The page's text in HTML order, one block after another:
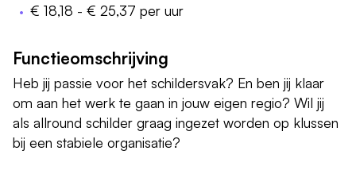
€ 18,18 - € 25,37 per uur
Functieomschrijving
Heb jij passie voor het schildersvak? En ben jij klaar
om aan het werk te gaan in jouw eigen regio? Wil jij
als allround schilder graag ingezet worden op klussen
bij een stabiele organisatie?